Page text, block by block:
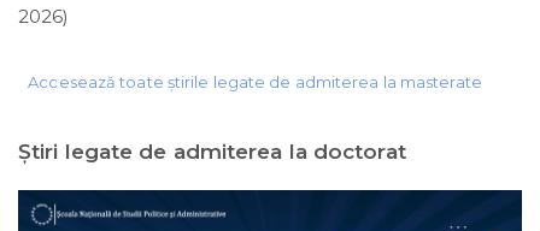
2026)
Accesează toate știrile legate de admiterea la masterate
Ştiri legate de admiterea la doctorat